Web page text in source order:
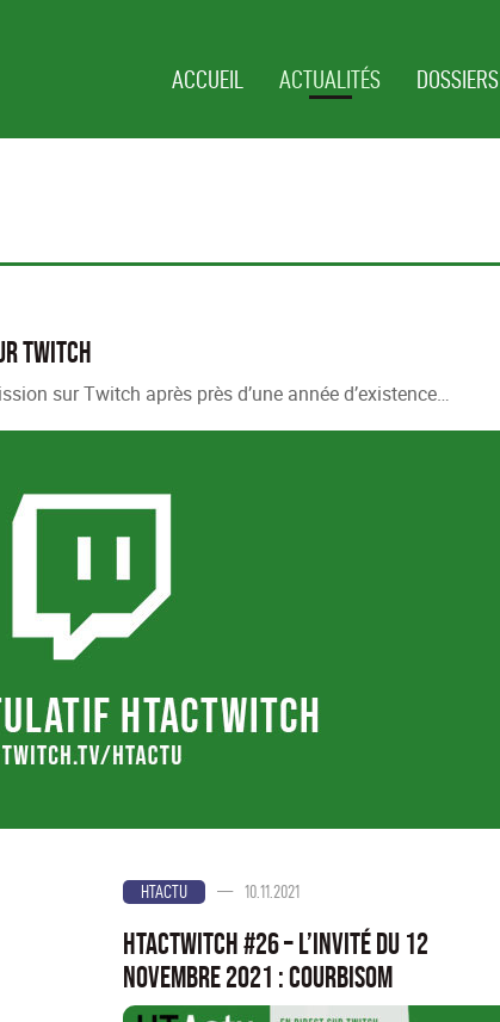
ACCUEIL ACTUALITÉS DOSSIERS
Twitch
sur Twitch après près d’une année d’existence…
HTACTU — 10.11.2021
HTActwitch #26 – L’invité du 12
novembre 2021 : Courbisom